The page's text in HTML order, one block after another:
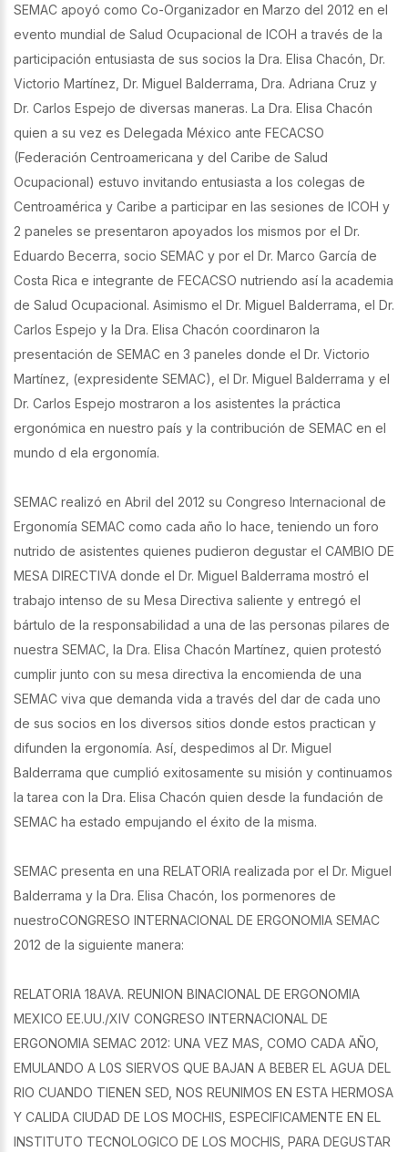
SEMAC apoyó como Co-Organizador en Marzo del 2012 en el
evento mundial de Salud Ocupacional de ICOH a través de la
participación entusiasta de sus socios la Dra. Elisa Chacón, Dr.
Victorio Martínez, Dr. Miguel Balderrama, Dra. Adriana Cruz y
Dr. Carlos Espejo de diversas maneras. La Dra. Elisa Chacón
quien a su vez es Delegada México ante FECACSO
(Federación Centroamericana y del Caribe de Salud
Ocupacional) estuvo invitando entusiasta a los colegas de
Centroamérica y Caribe a participar en las sesiones de ICOH y
2 paneles se presentaron apoyados los mismos por el Dr.
Eduardo Becerra, socio SEMAC y por el Dr. Marco García de
Costa Rica e integrante de FECACSO nutriendo así la academia
de Salud Ocupacional. Asimismo el Dr. Miguel Balderrama, el Dr.
Carlos Espejo y la Dra. Elisa Chacón coordinaron la
presentación de SEMAC en 3 paneles donde el Dr. Victorio
Martínez, (expresidente SEMAC), el Dr. Miguel Balderrama y el
Dr. Carlos Espejo mostraron a los asistentes la práctica
ergonómica en nuestro país y la contribución de SEMAC en el
mundo d ela ergonomía.
SEMAC realizó en Abril del 2012 su Congreso Internacional de
Ergonomía SEMAC como cada año lo hace, teniendo un foro
nutrido de asistentes quienes pudieron degustar el CAMBIO DE
MESA DIRECTIVA donde el Dr. Miguel Balderrama mostró el
trabajo intenso de su Mesa Directiva saliente y entregó el
bártulo de la responsabilidad a una de las personas pilares de
nuestra SEMAC, la Dra. Elisa Chacón Martínez, quien protestó
cumplir junto con su mesa directiva la encomienda de una
SEMAC viva que demanda vida a través del dar de cada uno
de sus socios en los diversos sitios donde estos practican y
difunden la ergonomía. Así, despedimos al Dr. Miguel
Balderrama que cumplió exitosamente su misión y continuamos
la tarea con la Dra. Elisa Chacón quien desde la fundación de
SEMAC ha estado empujando el éxito de la misma.
SEMAC presenta en una RELATORIA realizada por el Dr. Miguel
Balderrama y la Dra. Elisa Chacón, los pormenores de
nuestroCONGRESO INTERNACIONAL DE ERGONOMIA SEMAC
2012 de la siguiente manera:
RELATORIA 18AVA. REUNION BINACIONAL DE ERGONOMIA
MEXICO EE.UU./XIV CONGRESO INTERNACIONAL DE
ERGONOMIA SEMAC 2012: UNA VEZ MAS, COMO CADA AÑO,
EMULANDO A L0S SIERVOS QUE BAJAN A BEBER EL AGUA DEL
RIO CUANDO TIENEN SED, NOS REUNIMOS EN ESTA HERMOSA
Y CALIDA CIUDAD DE LOS MOCHIS, ESPECIFICAMENTE EN EL
INSTITUTO TECNOLOGICO DE LOS MOCHIS, PARA DEGUSTAR